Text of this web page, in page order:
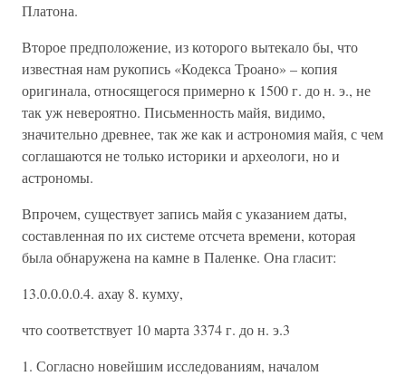
Платона.
Второе предположение, из которого вытекало бы, что
известная нам рукопись «Кодекса Троано» – копия
оригинала, относящегося примерно к 1500 г. до н. э., не
так уж невероятно. Письменность майя, видимо,
значительно древнее, так же как и астрономия майя, с чем
соглашаются не только историки и археологи, но и
астрономы.
Впрочем, существует запись майя с указанием даты,
составленная по их системе отсчета времени, которая
была обнаружена на камне в Паленке. Она гласит:
13.0.0.0.0.4. ахау 8. кумху,
что соответствует 10 марта 3374 г. до н. э.3
1. Согласно новейшим исследованиям, началом